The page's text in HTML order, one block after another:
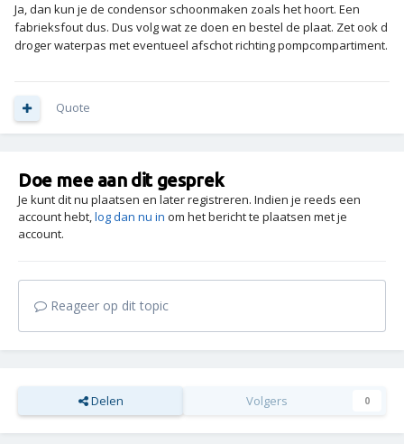
Ja, dan kun je de condensor schoonmaken zoals het hoort. Een
fabrieksfout dus. Dus volg wat ze doen en bestel de plaat. Zet ook d
droger waterpas met eventueel afschot richting pompcompartiment.
Quote
Doe mee aan dit gesprek
Je kunt dit nu plaatsen en later registreren. Indien je reeds een
account hebt,log dan nu in om het bericht te plaatsen met je
account.
Reageer op dit topic
Delen Volgers 0